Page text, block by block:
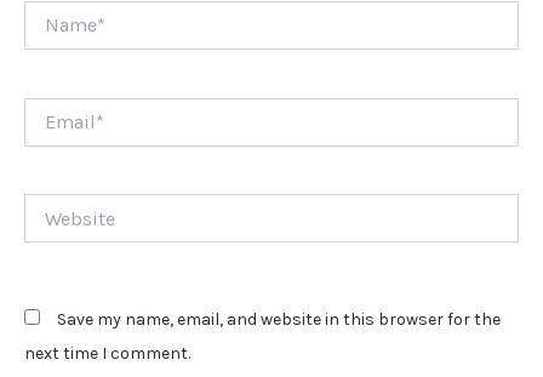
Save my name, email, and website in this browser for the
next time I comment.